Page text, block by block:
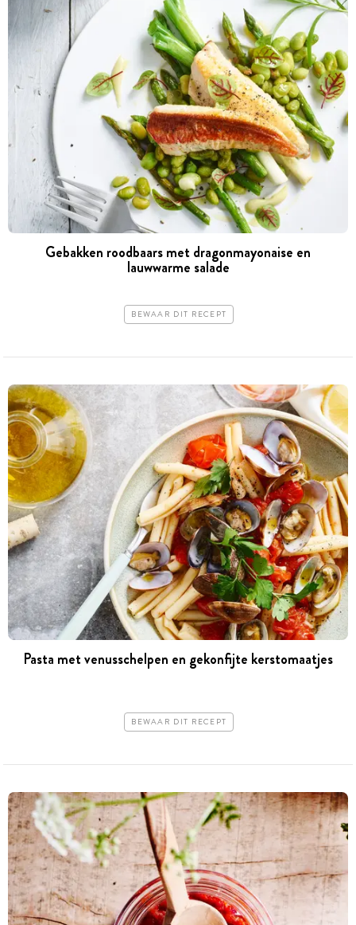
Gebakken roodbaars met dragonmayonaise en
lauwwarme salade
BEWAAR DIT RECEPT
Pasta met venusschelpen en gekonfijte kerstomaatjes
BEWAAR DIT RECEPT